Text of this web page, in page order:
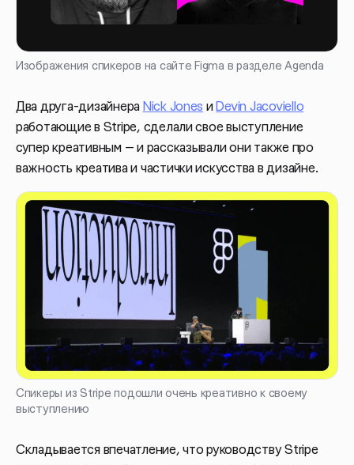
Изображения спикеров на сайте Figma в разделе Agenda
Два друга-дизайнера Nick Jones и Devin Jacoviello
работающие в Stripe, сделали свое выступление
супер креативным — и рассказывали они также про
важность креатива и частички искусства в дизайне.
Спикеры из Stripe подошли очень креативно к своему
выступлению
Складывается впечатление, что руководству Stripe